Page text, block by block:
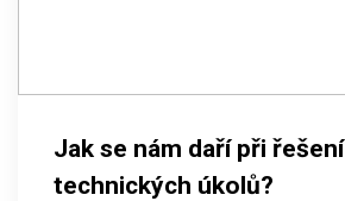
Jak se nám daří při řešení
technických úkolů?